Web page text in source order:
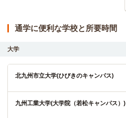
通学に便利な学校と所要時間
大学
北九州市立大学(ひびきのキャンパス)
九州工業大学(大学院（若松キャンパス）)